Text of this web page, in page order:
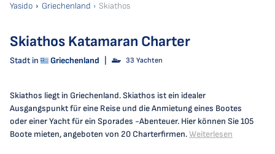
Yasido Griechenland Skiathos
Skiathos Katamaran Charter
Stadt in Griechenland 33 Yachten
Skiathos liegt in Griechenland. Skiathos ist ein idealer
Ausgangspunkt für eine Reise und die Anmietung eines Bootes
oder einer Yacht für ein Sporades -Abenteuer. Hier können Sie 105
Boote mieten, angeboten von 20 Charterfirmen.Weiterlesen